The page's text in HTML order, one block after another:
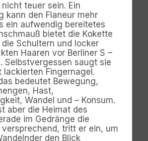
teuer sein. Ein
kann den Flaneur mehr
ein aufwendig bereitetes
bietet die Kokette
die Schultern und locker
Haaren vor Berliner S –
Selbstvergessen saugt sie
lackierten Fingernagel.
bedeutet Bewegung,
Hast,
Wandel und – Konsum.
aber die Heimat des
im Gedränge die
tritt er ein, um
den Blick